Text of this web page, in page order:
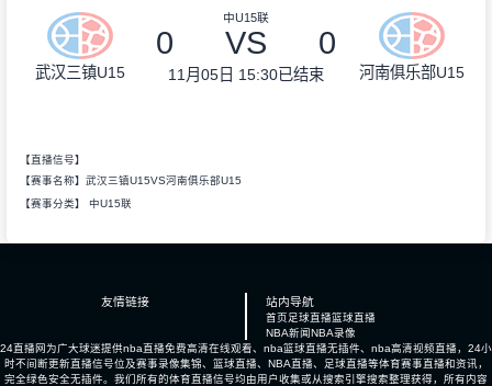
武汉三镇U15
中U15联
0 VS 0
11月05日 15:30已结束 河南俱乐部U15
【直播信号】
【赛事名称】武汉三镇U15VS河南俱乐部U15
【赛事分类】 中U15联
友情链接 站内导航
首页足球直播篮球直播
NBA新闻NBA录像
24直播网为广大球迷提供nba直播免费高清在线观看、nba篮球直播无插件、nba高清视频直播，24小
时不间断更新直播信号位及赛事录像集锦、篮球直播、NBA直播、足球直播等体育赛事直播和资讯，
完全绿色安全无插件。我们所有的体育直播信号均由用户收集或从搜索引擎搜索整理获得，所有内容